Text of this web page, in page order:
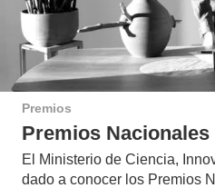
Premios
Premios Nacionales
El Ministerio de Ciencia,
dado a conocer los Premios